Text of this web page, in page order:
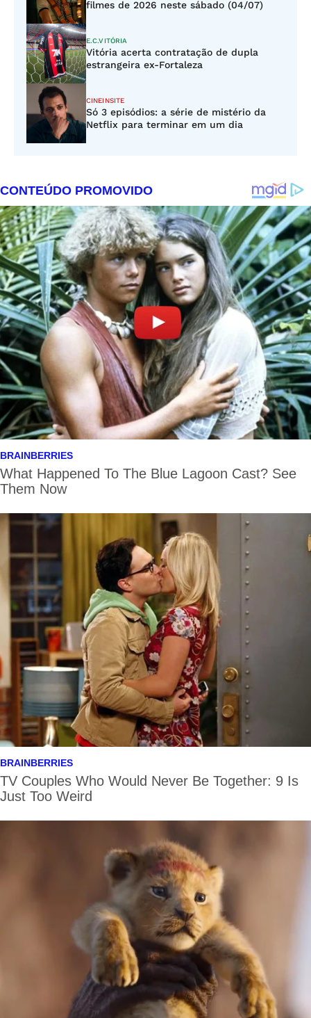
filmes de 2026 neste sábado (04/07)
E.C.VITÓRIA
Vitória acerta contratação de dupla
estrangeira ex-Fortaleza
CINEINSITE
Só 3 episódios: a série de mistério da
Netflix para terminar em um dia